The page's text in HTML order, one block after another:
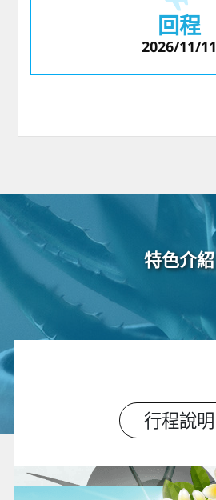
回程
2026/11/11
特色介紹
行程說明